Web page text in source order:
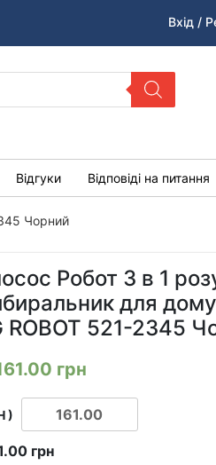
Вхід /
Відгуки Відповіді на питання
Чорний
Робот 3 в 1
для дому
ROBOT 521-2345
грн
)
грн